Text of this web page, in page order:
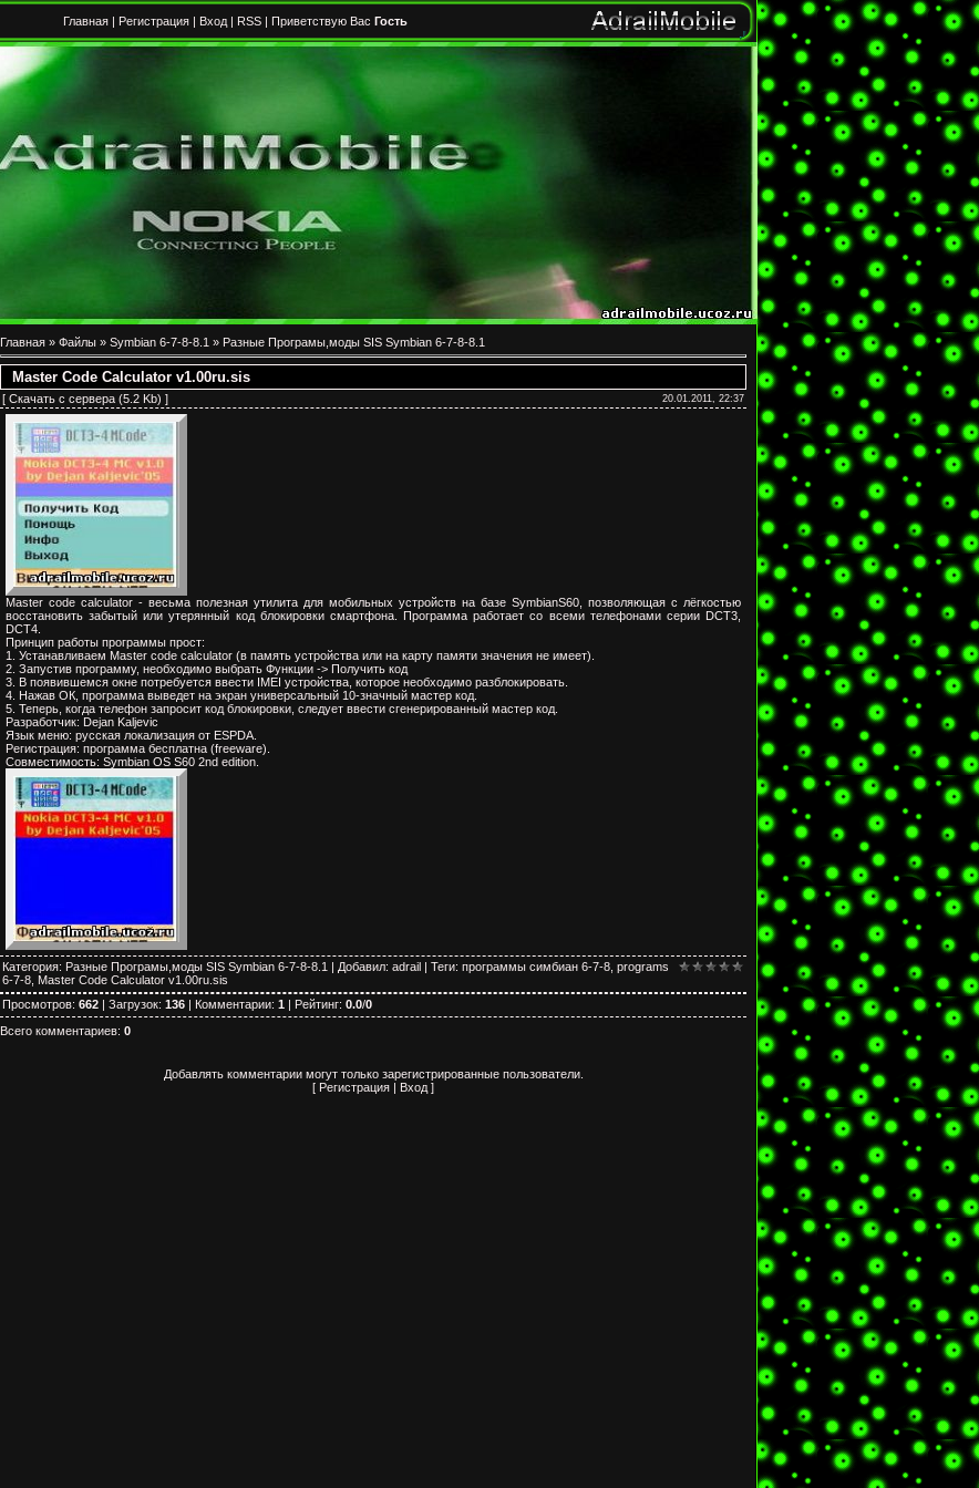
Главная| Регистрация| Вход| RSS| Приветствую Вас Гость
Главная » Файлы » Symbian 6-7-8-8.1 » Разные Програмы,моды SIS Symbian 6-7-8-8.1
Master Code Calculator v1.00ru.sis
[ Скачать с сервера (5.2 Kb) ] 20.01.2011, 22:37
Master code calculator - весьма полезная утилита для мобильных устройств на базе SymbianS60, позволяющая с лёгкостью
восстановить забытый или утерянный код блокировки смартфона. Программа работает со всеми телефонами серии DCT3,
DCT4.
Принцип работы программы прост:
1. Устанавливаем Master code calculator (в память устройства или на карту памяти значения не имеет).
2. Запустив программу, необходимо выбрать Функции -> Получить код
3. В появившемся окне потребуется ввести IMEI устройства, которое необходимо разблокировать.
4. Нажав ОК, программа выведет на экран универсальный 10-значный мастер код.
5. Теперь, когда телефон запросит код блокировки, следует ввести сгенерированный мастер код.
Разработчик: Dejan Kaljevic
Язык меню: русская локализация от ESPDA.
Регистрация: программа бесплатна (freeware).
Совместимость: Symbian OS S60 2nd edition.
Категория: Разные Програмы,моды SIS Symbian 6-7-8-8.1 | Добавил: adrail | Теги: программы симбиан 6-7-8 programs
6-7-8 Master Code Calculator v1.00ru.sis
Просмотров: 662 | Загрузок: 136 | Комментарии: 1 | Рейтинг: 0.0/0
Всего комментариев: 0
Добавлять комментарии могут только зарегистрированные пользователи.
[ Регистрация | Вход ]